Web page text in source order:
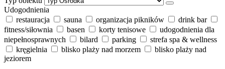
Udogodnienia
restauracja
sauna organizacja pikników
drink bar
fitness/siłownia
basen korty tenisowe
udogodnienia dla
niepełnosprawnych
bilard parking
strefa spa & wellness
kręgielnia
blisko plaży nad morzem
blisko plaży nad
jeziorem